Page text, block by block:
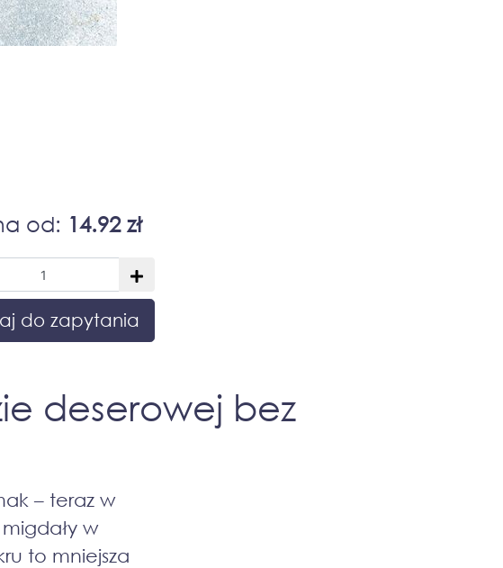
od: 14.92 zł
do zapytania
deserowej bez
– teraz w
w
to mniejsza